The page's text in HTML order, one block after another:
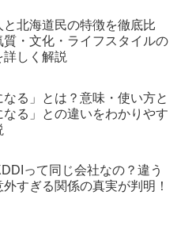
と北海道民の特徴を徹底比
質・文化・ライフスタイルの
詳しく解説
なる」とは？意味・使い方と
なる」との違いをわかりやす
って同じ会社なの？違う
外すぎる関係の真実が判明！